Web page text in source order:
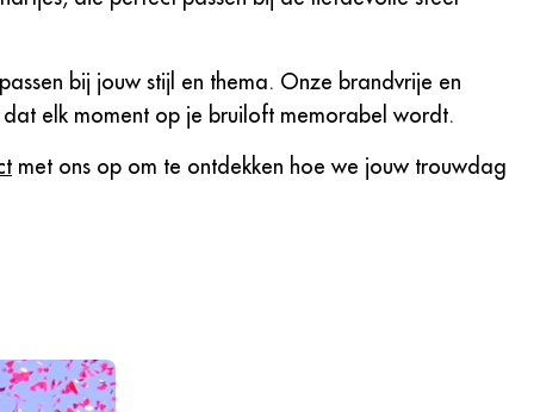
bij jouw stijl en thema. Onze brandvrije en
elk moment op je bruiloft memorabel wordt.
met ons op om te ontdekken hoe we jouw trouwdag